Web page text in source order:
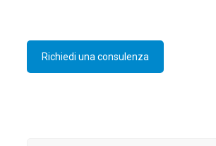
Richiedi una consulenza